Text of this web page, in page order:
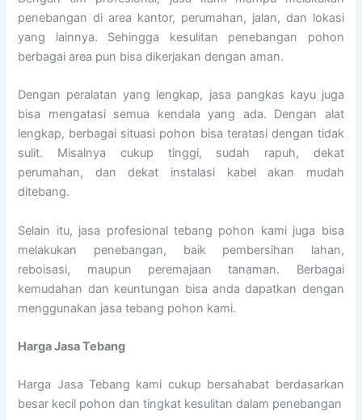
penebangan di area kantor, perumahan, jalan, dan lokasi
yang lainnya. Sehingga kesulitan penebangan pohon
berbagai area pun bisa dikerjakan dengan aman.
Dengan peralatan yang lengkap, jasa pangkas kayu juga
bisa mengatasi semua kendala yang ada. Dengan alat
lengkap, berbagai situasi pohon bisa teratasi dengan tidak
sulit. Misalnya cukup tinggi, sudah rapuh, dekat
perumahan, dan dekat instalasi kabel akan mudah
ditebang.
Selain itu, jasa profesional tebang pohon kami juga bisa
melakukan penebangan, baik pembersihan lahan,
reboisasi, maupun peremajaan tanaman. Berbagai
kemudahan dan keuntungan bisa anda dapatkan dengan
menggunakan jasa tebang pohon kami.
Harga Jasa Tebang
Harga Jasa Tebang kami cukup bersahabat berdasarkan
besar kecil pohon dan tingkat kesulitan dalam penebangan